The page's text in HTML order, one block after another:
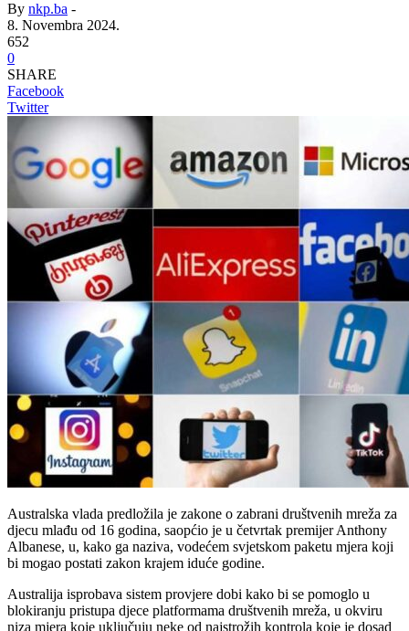
By nkp.ba -
8. Novembra 2024.
652
0
SHARE
Facebook
Twitter
Australska vlada predložila je zakone o zabrani društvenih mreža za
djecu mlađu od 16 godina, saopćio je u četvrtak premijer Anthony
Albanese, u, kako ga naziva, vodećem svjetskom paketu mjera koji
bi mogao postati zakon krajem iduće godine.
Australija isprobava sistem provjere dobi kako bi se pomoglo u
blokiranju pristupa djece platformama društvenih mreža, u okviru
niza mjera koje uključuju neke od najstrožih kontrola koje je dosad